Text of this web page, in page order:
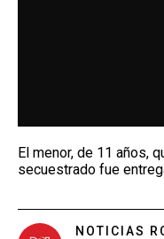
El menor, de 11 años,
secuestrado fue
NOTICIAS